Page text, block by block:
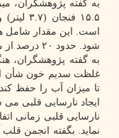
به گفته پژوهشگران،
است. این مقدار شامل
شود. حدود ۲۰ درصد از مایعات دریافتی بوسیله غذا تامین می شود.
به گفته پژوهشگران،
غلظت سدیم خون شأن
تا میزان آب را حفظ
ایجاد نارسایی قلبی می
نارسایی قلبی زمانی
نماید. بگفته انجمن